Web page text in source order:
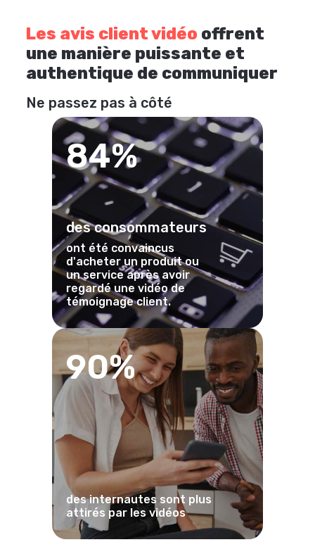
Les avis client vidéo offrent
une manière puissante et
authentique de communiquer
Ne passez pas à côté
84%
des consommateurs
ont été convaincus
d'acheter un produit ou
un service après avoir
regardé une vidéo de
témoignage client.
90%
des internautes sont plus
attirés par les vidéos